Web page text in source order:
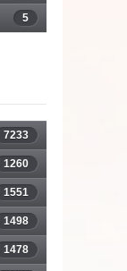
5
7233
1260
1551
1498
1478